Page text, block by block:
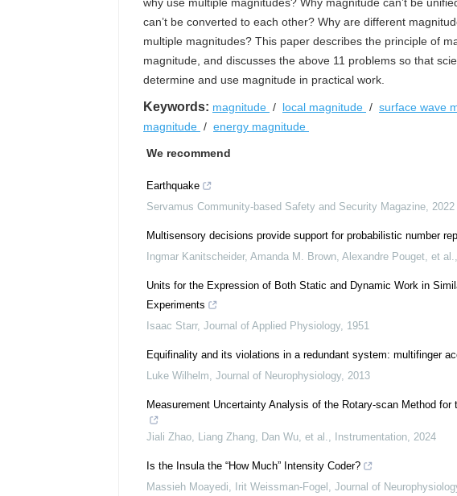
can’t be converted to each other? Why are different
multiple magnitudes? This paper describes the principle of
magnitude, and discusses the above 11 problems so that
determine and use magnitude in practical work.
Keywords: magnitude / local magnitude / surface wave
magnitude / energy magnitude
We recommend
Earthquake
Servamus Community-based Safety and Security Magazine, 2022
Multisensory decisions provide support for probabilistic number
Ingmar Kanitscheider, Amanda M. Brown, Alexandre Pouget, et al.,
Units for the Expression of Both Static and Dynamic Work in
Experiments
Isaac Starr, Journal of Applied Physiology, 1951
Equifinality and its violations in a redundant system: multifinger
Luke Wilhelm, Journal of Neurophysiology, 2013
Measurement Uncertainty Analysis of the Rotary-scan Method
Jiali Zhao, Liang Zhang, Dan Wu, et al., Instrumentation, 2024
Is the Insula the “How Much” Intensity Coder?
Massieh Moayedi, Irit Weissman‐Fogel , Journal of